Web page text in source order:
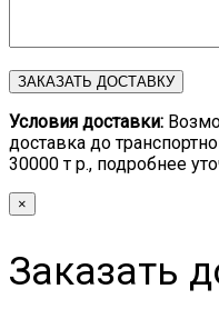
Условия доставки:
доставка до
30000 т р., подробнее
×
Заказать